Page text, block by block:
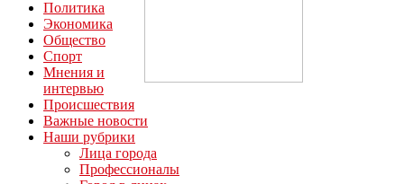
Политика
Экономика
Общество
Спорт
Мнения и
интервью
Происшествия
Важные новости
Наши рубрики
Лица города
Профессионалы